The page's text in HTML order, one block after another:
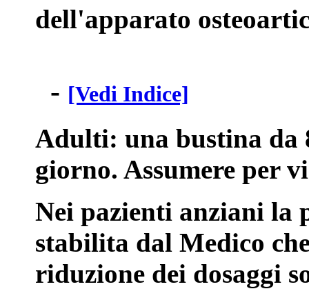
dell'apparato
- [Vedi Indice]
Adulti: una bustina da
giorno. Assumere per
Nei pazienti anziani la
stabilita dal Medico
riduzione dei dosaggi